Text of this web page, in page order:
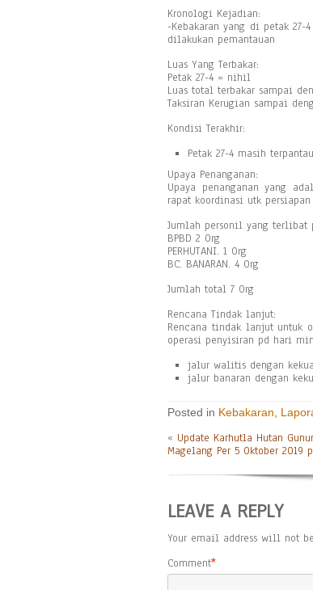
Kronologi Kejadian:
-Kebakaran yang di petak
dilakukan pemantauan
Luas Yang Terbakar:
Petak 27-4 = nihil
Luas total terbakar sampai
Taksiran Kerugian sampai
Kondisi Terakhir:
Petak 27-4 masih
Upaya Penanganan:
Upaya penanganan yang
rapat koordinasi utk
Jumlah personil yang terlibat
BPBD 2 Org
PERHUTANI. 1 Org
BC. BANARAN. 4 Org
Jumlah total 7 Org
Rencana Tindak lanjut:
Rencana tindak lanjut untuk
operasi penyisiran pd hari
jalur walitis dengan
jalur banaran dengan
Posted in Kebakaran
« Update Karhutla Hutan
Magelang Per 5 Oktober 2019
LEAVE A REPLY
Your email address will not
Comment*